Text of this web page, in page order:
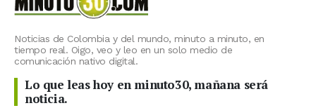
Noticias de Colombia y del mundo, minuto a minuto, en
tiempo real. Oigo, veo y leo en un solo medio de
comunicación nativo digital.
Lo que leas hoy en minuto30, mañana será
noticia.